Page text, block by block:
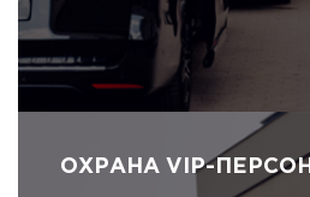
ОХРАНА VIP-ПЕРСОН